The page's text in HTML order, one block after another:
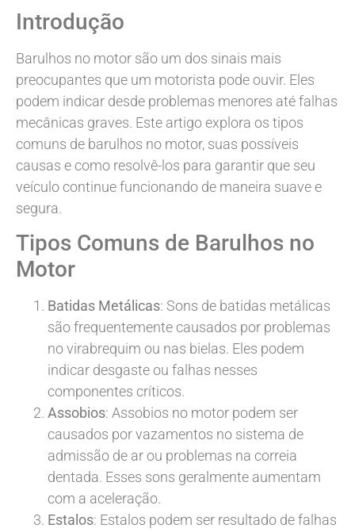
Introdução
Barulhos no motor são um dos sinais mais
preocupantes que um motorista pode ouvir. Eles
podem indicar desde problemas menores até falhas
mecânicas graves. Este artigo explora os tipos
comuns de barulhos no motor, suas possíveis
causas e como resolvê-los para garantir que seu
veículo continue funcionando de maneira suave e
segura.
Tipos Comuns de Barulhos no
Motor
Batidas Metálicas: Sons de batidas metálicas
são frequentemente causados por problemas
no virabrequim ou nas bielas. Eles podem
indicar desgaste ou falhas nesses
componentes críticos.
Assobios: Assobios no motor podem ser
causados por vazamentos no sistema de
admissão de ar ou problemas na correia
dentada. Esses sons geralmente aumentam
com a aceleração.
Estalos: Estalos podem ser resultado de falhas